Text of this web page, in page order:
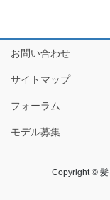
お問い合わせ
サイトマップ
フォーラム
モデル募集
Copyright © 髪